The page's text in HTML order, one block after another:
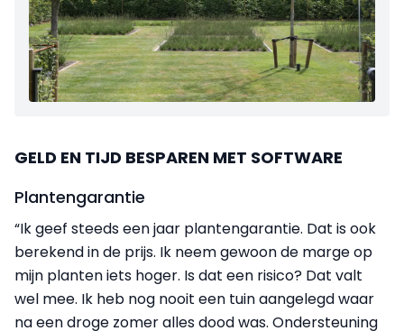
GELD EN TIJD BESPAREN MET SOFTWARE
Plantengarantie
“Ik geef steeds een jaar plantengarantie. Dat is ook
berekend in de prijs. Ik neem gewoon de marge op
mijn planten iets hoger. Is dat een risico? Dat valt
wel mee. Ik heb nog nooit een tuin aangelegd waar
na een droge zomer alles dood was. Ondersteuning